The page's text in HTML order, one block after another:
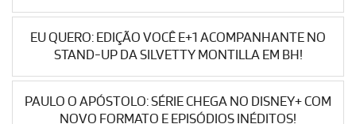
EU QUERO: EDIÇÃO VOCÊ E+1 ACOMPANHANTE NO
STAND-UP DA SILVETTY MONTILLA EM BH!
PAULO O APÓSTOLO: SÉRIE CHEGA NO DISNEY+ COM
NOVO FORMATO E EPISÓDIOS INÉDITOS!